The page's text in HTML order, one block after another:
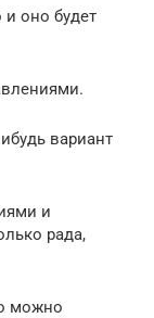
оно будет
вариант
и
рада,
можно